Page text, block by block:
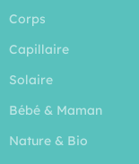
Corps
Capillaire
Solaire
Bébé & Maman
Nature & Bio